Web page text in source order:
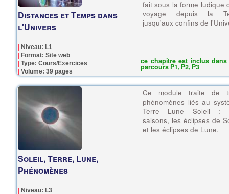
Distances et Temps dans
l'Univers
Niveau: L1
Format: Site web
Type: Cours/Exercices
Volume: 39 pages
fait sous la forme ludique
voyage depuis la
jusqu'aux confins de
ce chapitre est inclus dans
parcours P1, P2, P3
Soleil, Terre, Lune,
Phénomènes
Niveau: L3
Ce module traite de
phénomènes liés au
Terre Lune Soleil :
saisons, les éclipses de
et les éclipses de Lune.